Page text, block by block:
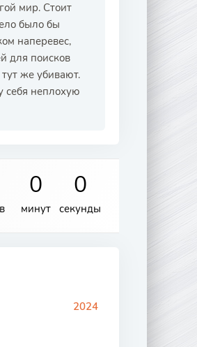
мир. Стоит
было бы
наперевес,
для поисков
же убивают.
себя неплохую
0
минут
0
секунды
2024